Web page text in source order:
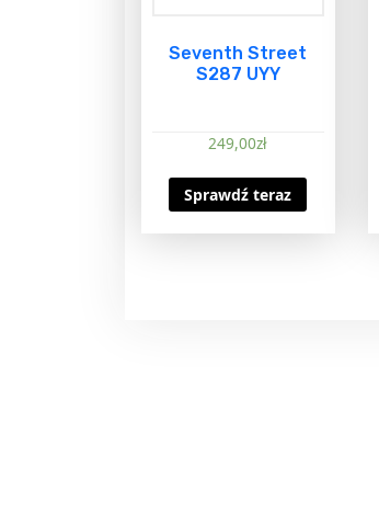
Seventh Street
S287 UYY
249,00zł
Sprawdź teraz